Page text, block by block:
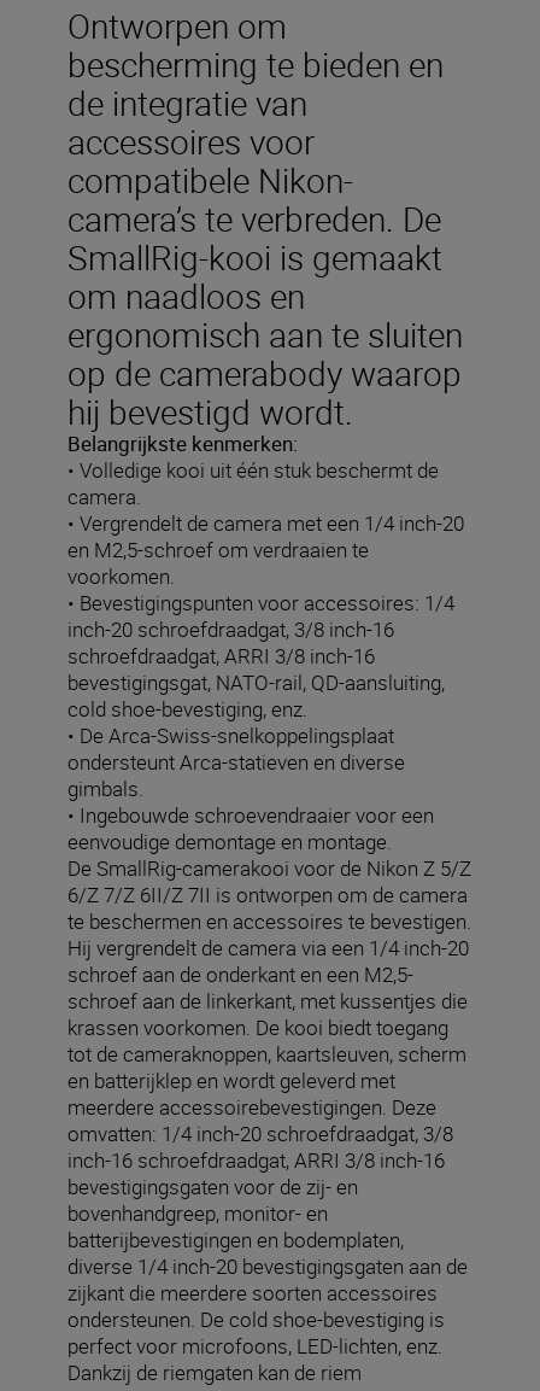
Ontworpen om
bescherming te bieden en
de integratie van
accessoires voor
compatibele Nikon-
camera’s te verbreden. De
SmallRig-kooi is gemaakt
om naadloos en
ergonomisch aan te sluiten
op de camerabody waarop
hij bevestigd wordt.
Belangrijkste kenmerken:
• Volledige kooi uit één stuk beschermt de
camera.
• Vergrendelt de camera met een 1/4 inch-20
en M2,5-schroef om verdraaien te
voorkomen.
• Bevestigingspunten voor accessoires: 1/4
inch-20 schroefdraadgat, 3/8 inch-16
schroefdraadgat, ARRI 3/8 inch-16
bevestigingsgat, NATO-rail, QD-aansluiting,
cold shoe-bevestiging, enz.
• De Arca-Swiss-snelkoppelingsplaat
ondersteunt Arca-statieven en diverse
gimbals.
• Ingebouwde schroevendraaier voor een
eenvoudige demontage en montage.
De SmallRig-camerakooi voor de Nikon Z 5/Z
6/Z 7/Z 6II/Z 7II is ontworpen om de camera
te beschermen en accessoires te bevestigen.
Hij vergrendelt de camera via een 1/4 inch-20
schroef aan de onderkant en een M2,5-
schroef aan de linkerkant, met kussentjes die
krassen voorkomen. De kooi biedt toegang
tot de cameraknoppen, kaartsleuven, scherm
en batterijklep en wordt geleverd met
meerdere accessoirebevestigingen. Deze
omvatten: 1/4 inch-20 schroefdraadgat, 3/8
inch-16 schroefdraadgat, ARRI 3/8 inch-16
bevestigingsgaten voor de zij- en
bovenhandgreep, monitor- en
batterijbevestigingen en bodemplaten,
diverse 1/4 inch-20 bevestigingsgaten aan de
zijkant die meerdere soorten accessoires
ondersteunen. De cold shoe-bevestiging is
perfect voor microfoons, LED-lichten, enz.
Dankzij de riemgaten kan de riem